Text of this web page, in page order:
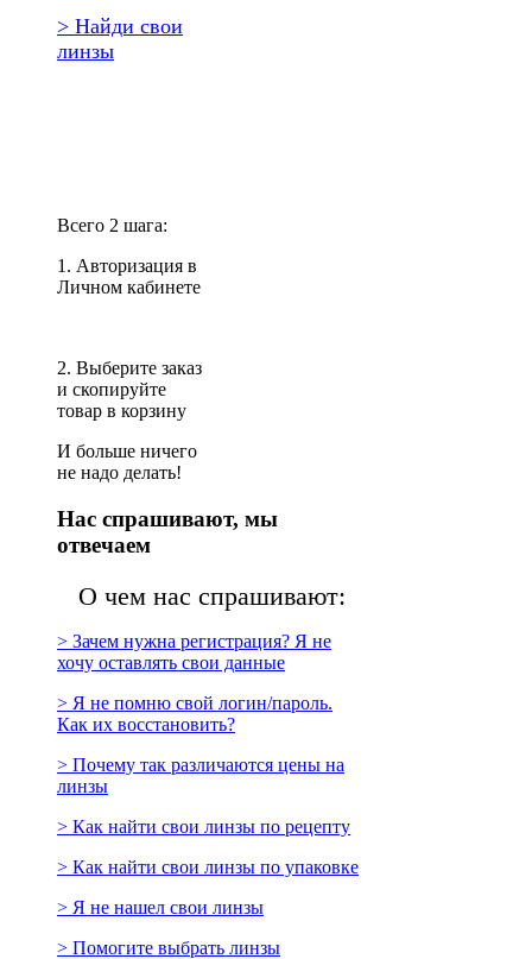
> Найди свои
линзы
Всего 2 шага:
1. Авторизация в
Личном кабинете
2. Выберите заказ
и скопируйте
товар в корзину
И больше ничего
не надо делать!
Нас спрашивают, мы
отвечаем
О чем нас спрашивают:
> Зачем нужна регистрация? Я не
хочу оставлять свои данные
> Я не помню свой логин/пароль.
Как их восстановить?
> Почему так различаются цены на
линзы
> Как найти свои линзы по рецепту
> Как найти свои линзы по упаковке
> Я не нашел свои линзы
> Помогите выбрать линзы